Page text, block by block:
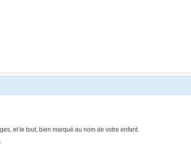
et le tout, bien marqué au nom de votre enfant.